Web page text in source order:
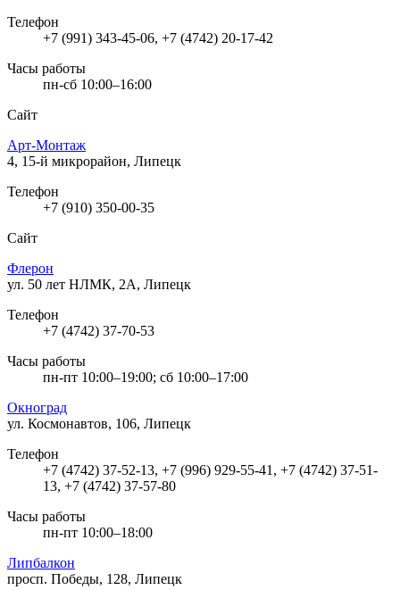
Телефон
+7 (991) 343-45-06, +7 (4742) 20-17-42
Часы работы
пн-сб 10:00–16:00
Сайт
Арт-Монтаж
4, 15-й микрорайон, Липецк
Телефон
+7 (910) 350-00-35
Сайт
Флерон
ул. 50 лет НЛМК, 2А, Липецк
Телефон
+7 (4742) 37-70-53
Часы работы
пн-пт 10:00–19:00; сб 10:00–17:00
Окноград
ул. Космонавтов, 106, Липецк
Телефон
+7 (4742) 37-52-13, +7 (996) 929-55-41, +7 (4742) 37-51-
13, +7 (4742) 37-57-80
Часы работы
пн-пт 10:00–18:00
Липбалкон
просп. Победы, 128, Липецк